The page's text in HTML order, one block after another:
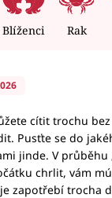
Blíženci Rak
cítit trochu
Pusťte se do
jinde. V průběhu
chrlit, vám
zapotřebí trocha